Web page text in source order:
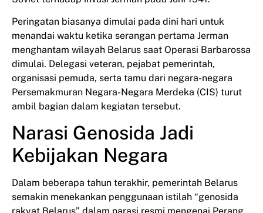
Peringatan biasanya dimulai pada dini hari untuk
menandai waktu ketika serangan pertama Jerman
menghantam wilayah Belarus saat Operasi Barbarossa
dimulai. Delegasi veteran, pejabat pemerintah,
organisasi pemuda, serta tamu dari negara-negara
Persemakmuran Negara-Negara Merdeka (CIS) turut
ambil bagian dalam kegiatan tersebut.
Narasi Genosida Jadi
Kebijakan Negara
Dalam beberapa tahun terakhir, pemerintah Belarus
semakin menekankan penggunaan istilah “genosida